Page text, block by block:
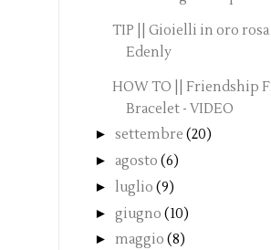
TIP || Gioielli in oro
Edenly
HOW TO || Friendship
Bracelet - VIDEO
► settembre (20)
► agosto (6)
► luglio (9)
► giugno (10)
► maggio (8)